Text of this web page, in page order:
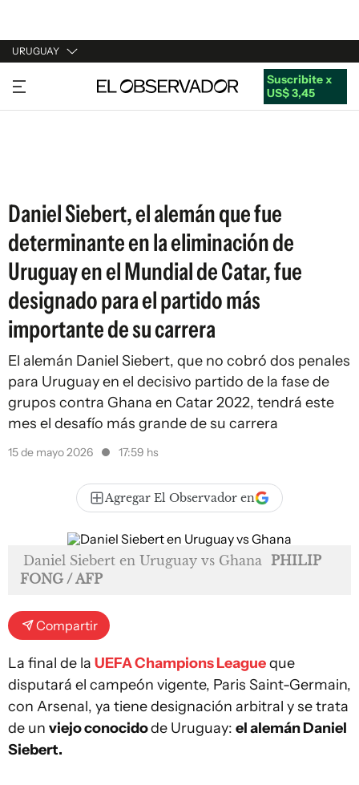
URUGUAY
URUGUAY
ARGENTINA
Suscribite x
US$ 3,45
Daniel Siebert, el alemán que fue
determinante en la eliminación de
Uruguay en el Mundial de Catar, fue
designado para el partido más
importante de su carrera
El alemán Daniel Siebert, que no cobró dos penales
para Uruguay en el decisivo partido de la fase de
grupos contra Ghana en Catar 2022, tendrá este
mes el desafío más grande de su carrera
15 de mayo 2026 17:59 hs
Agregar El Observador en
Daniel Siebert en Uruguay vs Ghana PHILIP
FONG / AFP
Compartir
La final de la UEFA Champions Leagueque
disputará el campeón vigente, Paris Saint-Germain,
con Arsenal, ya tiene designación arbitral y se trata
de un viejo conocidode Uruguay: el alemán Daniel
Siebert.